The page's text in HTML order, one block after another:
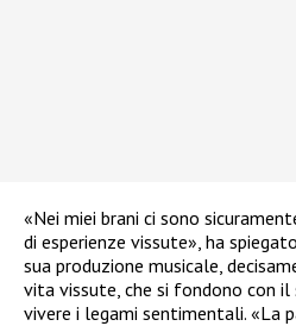
«Nei miei brani ci sono
di esperienze vissute», ha
sua produzione musicale,
vita vissute, che si fondono con
vivere i legami sentimentali. «La